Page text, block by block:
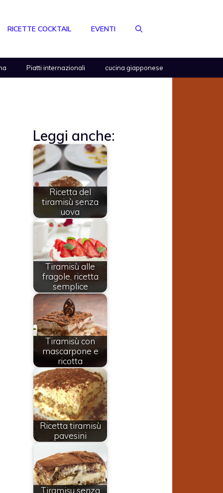
RICETTE COCKTAIL EVENTI
Piatti internazionali cucina giapponese
Leggi anche:
Ricetta del
tiramisù senza
uova
Tiramisù alle
fragole, ricetta
semplice
Tiramisù con
mascarpone e
ricotta
Ricetta tiramisù
pavesini
Tiramisu senza